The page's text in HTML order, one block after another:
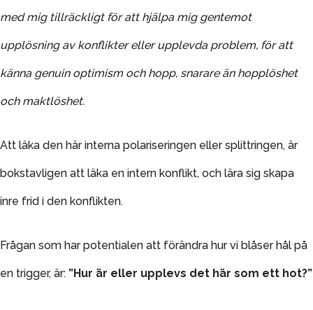
med mig tillräckligt för att hjälpa mig gentemot
upplösning av konflikter eller upplevda problem, för att
känna genuin optimism och hopp, snarare än hopplöshet
och maktlöshet.
Att läka den här interna polariseringen eller splittringen, är
bokstavligen att läka en intern konflikt, och lära sig skapa
inre frid i den konflikten.
Frågan som har potentialen att förändra hur vi blåser hål på
en trigger, är: ”Hur är eller upplevs det här som ett hot?”